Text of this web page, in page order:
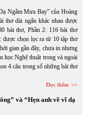
Ngắm Mưa Bay” của Hoàng
thơ dài ngắn khác nhau được
bài thơ, Phần 2: 116 bài thơ
được chọn lọc ra từ 10 tập thơ
gian gần đây, chưa in nhưng
học Nghệ thuật trong và ngoài
4 câu trong số những bài thơ
Đọc thêm
và “Hẹn anh về vĩ dạ